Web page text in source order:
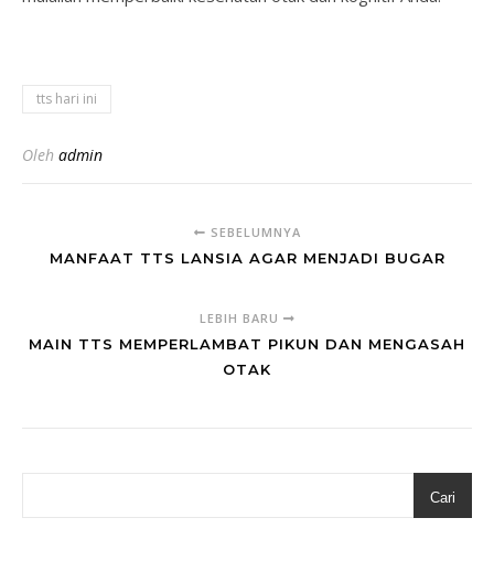
tts hari ini
Oleh admin
SEBELUMNYA
MANFAAT TTS LANSIA AGAR MENJADI BUGAR
LEBIH BARU
MAIN TTS MEMPERLAMBAT PIKUN DAN MENGASAH
OTAK
Cari